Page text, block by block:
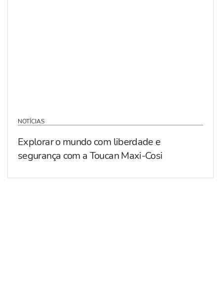
NOTÍCIAS
Explorar o mundo com liberdade e
segurança com a Toucan Maxi-Cosi